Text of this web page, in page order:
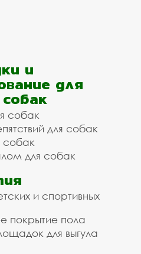
и
для
собак
для собак
собак
для собак
и спортивных
покрытие пола
для выгула